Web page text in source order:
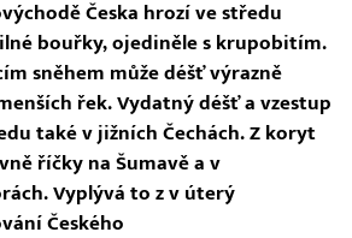
Česka hrozí ve středu
bouřky, ojediněle s krupobitím.
sněhem může déšť výrazně
řek. Vydatný déšť a vzestup
také v jižních Čechách. Z koryt
říčky na Šumavě a v
Vyplývá to z v úterý
Českého